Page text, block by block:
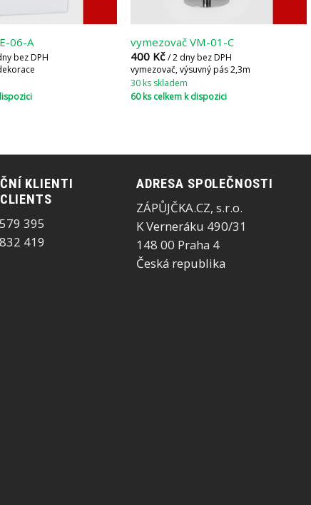
06-A
bez DPH
vymezovač VM-01-C
400 Kč / 2 dny bez DPH
vymezovač, výsuvný pás 2,3m
30 ks skladem
60 ks celkem k dispozici
KLIENTI
395
419
ADRESA SPOLEČNOSTI
ZÁPŮJČKA.CZ, s.r.o.
K Verneráku 490/31
148 00 Praha 4
Česká republika